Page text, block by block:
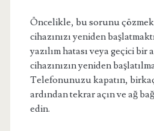
Öncelikle, bu sorunu çözmek
cihazınızı yeniden
yazılım hatası veya geçici bir
cihazınızın yeniden
Telefonunuzu kapatın,
ardından tekrar açın ve ağ
edin.